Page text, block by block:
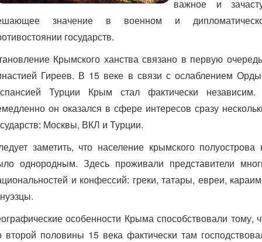
важное и
значение в военном и
государств.
Крымского ханства связано в первую
Гиреев. В 15 веке в связи с ослаблением
Турции Крым стал фактически
он оказался в сфере интересов сразу
Москвы, ВКЛ и Турции.
заметить, что население крымского полуострова
однородным. Здесь проживали представители
и конфессий: греки, татары, евреи,
особенности Крыма способствовали тому,
второй половины 15 века фактически там